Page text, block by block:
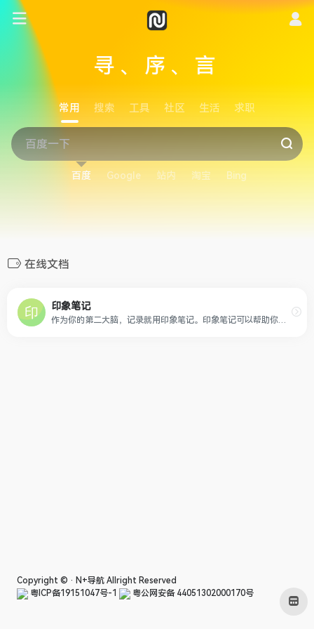
寻、序、言
常用 搜索 工具 社区 生活 求职
百度 Google 站内 淘宝 Bing
在线文档
印象笔记
Copyright © · N+导航 Allright Reserved
粤ICP备19151047号-1
粤公网安备 44051302000170号